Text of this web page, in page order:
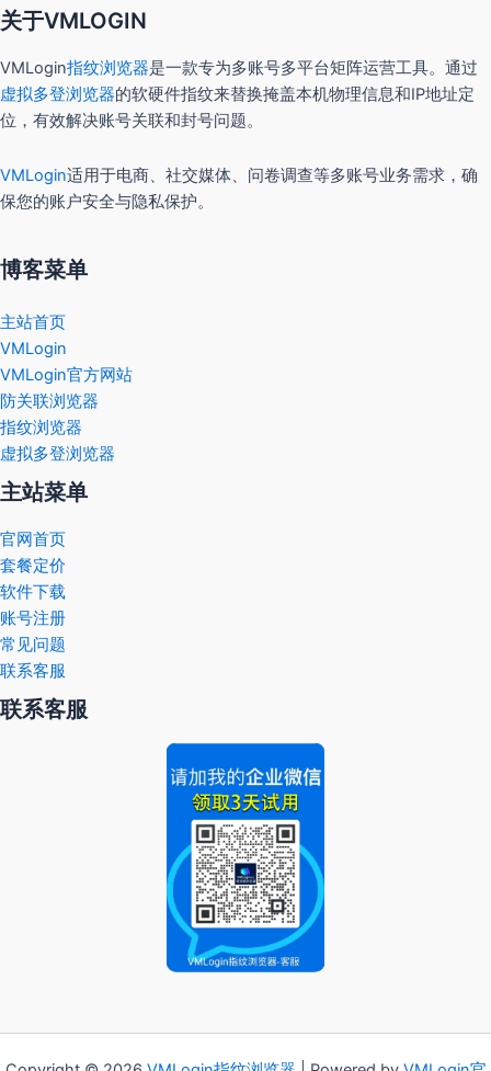
关于VMLOGIN
VMLogin指纹浏览器是一款专为多账号多平台矩阵运营工具。通过
虚拟多登浏览器的软硬件指纹来替换掩盖本机物理信息和IP地址定
位，有效解决账号关联和封号问题。
VMLogin适用于电商、社交媒体、问卷调查等多账号业务需求，确
保您的账户安全与隐私保护。
博客菜单
主站首页
VMLogin
VMLogin官方网站
防关联浏览器
指纹浏览器
虚拟多登浏览器
主站菜单
官网首页
套餐定价
软件下载
账号注册
常见问题
联系客服
联系客服